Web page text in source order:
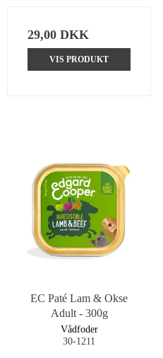
29,00 DKK
VIS PRODUKT
EC Paté Lam & Okse
Adult - 300g
Vådfoder
30-1211